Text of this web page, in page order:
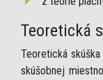
Teoretická
Teoretická
skúšobnej